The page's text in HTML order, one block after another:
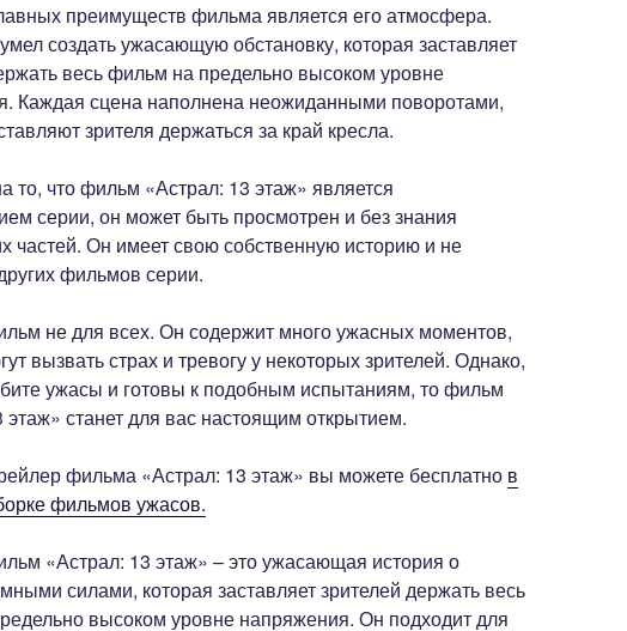
преимуществ фильма является его атмосфера.
создать ужасающую обстановку, которая заставляет
весь фильм на предельно высоком уровне
Каждая сцена наполнена неожиданными поворотами,
зрителя держаться за край кресла.
то, что фильм «Астрал: 13 этаж» является
серии, он может быть просмотрен и без знания
частей. Он имеет свою собственную историю и не
фильмов серии.
не для всех. Он содержит много ужасных моментов,
вызвать страх и тревогу у некоторых зрителей. Однако,
ужасы и готовы к подобным испытаниям, то фильм
этаж» станет для вас настоящим открытием.
фильма «Астрал: 13 этаж» вы можете бесплатно в
фильмов ужасов.
«Астрал: 13 этаж» – это ужасающая история о
силами, которая заставляет зрителей держать весь
высоком уровне напряжения. Он подходит для